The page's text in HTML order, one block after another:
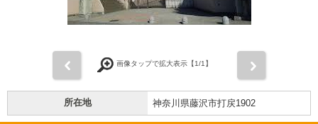
画像タップで拡大表示【1/1】
所在地 神奈川県藤沢市打戻1902